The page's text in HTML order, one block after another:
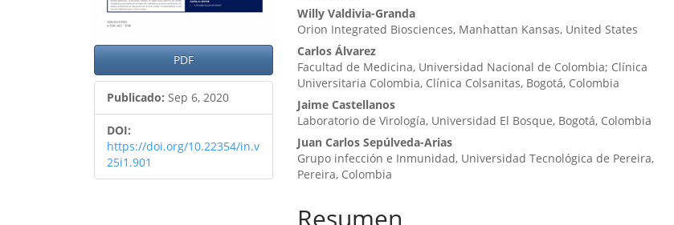
PDF
Publicado: Sep 6, 2020
DOI:
https://doi.org/10.22354/in.v
25i1.901
Willy Valdivia-Granda
Orion Integrated Biosciences, Manhattan Kansas, United States
Carlos Álvarez
Facultad de Medicina, Universidad Nacional de Colombia; Clínica
Universitaria Colombia, Clínica Colsanitas, Bogotá, Colombia
Jaime Castellanos
Laboratorio de Virología, Universidad El Bosque, Bogotá, Colombia
Juan Carlos Sepúlveda-Arias
Grupo infección e Inmunidad, Universidad Tecnológica de Pereira,
Pereira, Colombia
Resumen